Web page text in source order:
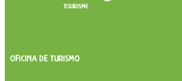
OFICINA DE TURISMO